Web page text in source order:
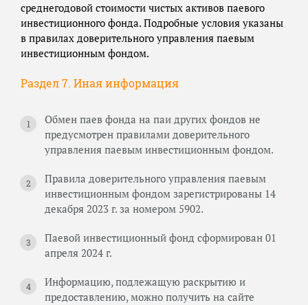
среднегодовой стоимости чистых активов паевого
инвестиционного фонда. Подробные условия указаны
в правилах доверительного управления паевым
инвестиционным фондом.
Раздел 7. Иная информация
Обмен паев фонда на паи других фондов не
предусмотрен правилами доверительного
управления паевым инвестиционным фондом.
Правила доверительного управления паевым
инвестиционным фондом зарегистрированы 14
декабря 2023 г. за номером 5902.
Паевой инвестиционный фонд сформирован 01
апреля 2024 г.
Информацию, подлежащую раскрытию и
предоставлению, можно получить на сайте